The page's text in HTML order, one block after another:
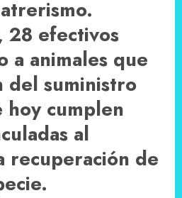
28 efectivos
a animales que
del suministro
hoy cumplen
al
recuperación de